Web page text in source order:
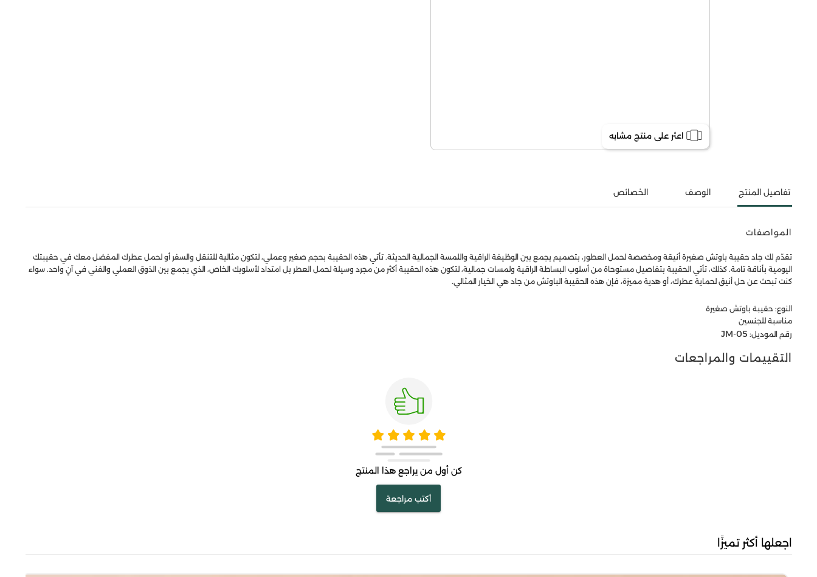
اعثر على منتج مشابه
تفاصيل المنتج الوصف الخصائص
المواصفات
تقدّم لك جاد حقيبة باوتش صغيرة أنيقة ومخصصة لحمل العطور، بتصميم يجمع بين الوظيفة الراقية واللمسة الجمالية الحديثة. تأتي هذه الحقيبة بحجم صغير وعملي، لتكون مثالية للتنقل والسفر أو لحمل عطرك المفضل معك في حقيبتك
اليومية بأناقة تامة. كذلك، تأتي الحقيبة بتفاصيل مستوحاة من أسلوب البساطة الراقية ولمسات جمالية، لتكون هذه الحقيبة أكثر من مجرد وسيلة لحمل العطر بل امتداد لأسلوبك الخاص، الذي يجمع بين الذوق العملي والفني في آنٍ واحد. سواء
كنت تبحث عن حل أنيق لحماية عطرك، أو هدية مميزة، فإن هذه الحقيبة الباوتش من جاد هي الخيار المثالي.
النوع: حقيبة باوتش صغيرة
مناسبة للجنسين
رقم الموديل: JM-05
التقييمات والمراجعات
كن أول من يراجع هذا المنتج
أكتب مراجعة
اجعلها أكثر تميزًا